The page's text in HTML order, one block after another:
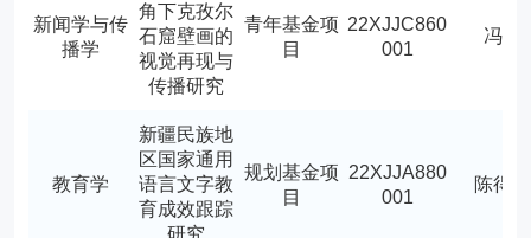
新闻学与传
播学
角下克孜尔
石窟壁画的
视觉再现与
传播研究
青年基金项
目
22XJJC860
001
冯光
教育学
新疆民族地
区国家通用
语言文字教
育成效跟踪
规划基金项
目
22XJJA880
001
陈得军